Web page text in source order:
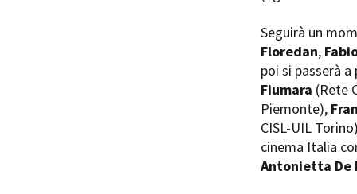
Seguirà un
Floredan,
poi si passerà
Fiumara (Rete
Piemonte),
CISL-UIL
cinema Italia
Antonietta De